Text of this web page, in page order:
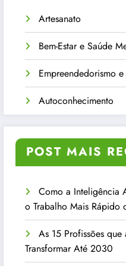
Artesanato
Bem-Estar e Saúde
Empreendedorismo
Autoconhecimento
POST MAIS
Como a Inteligência
o Trabalho Mais Rápido
As 15 Profissões
Transformar Até 2030